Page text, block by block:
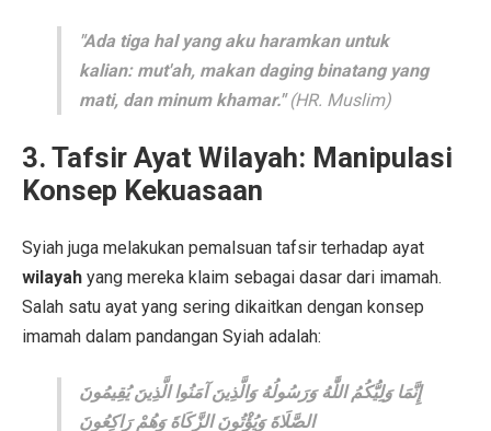
"Ada tiga hal yang aku haramkan untuk
kalian: mut'ah, makan daging binatang yang
mati, dan minum khamar."(HR. Muslim)
3. Tafsir Ayat Wilayah: Manipulasi
Konsep Kekuasaan
Syiah juga melakukan pemalsuan tafsir terhadap ayat
wilayah yang mereka klaim sebagai dasar dari imamah.
Salah satu ayat yang sering dikaitkan dengan konsep
imamah dalam pandangan Syiah adalah:
إِنَّمَا وَلِيُّكُمُ اللَّٰهُ وَرَسُولُهُ وَالَّذِينَ آمَنُوا الَّذِينَ يُقِيمُونَ
الصَّلَاةَ وَيُؤْتُونَ الزَّكَاةَ وَهُمْ رَاكِعُونَ